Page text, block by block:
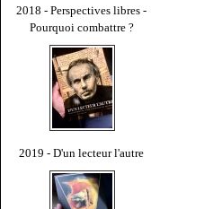
2018 - Perspectives libres -
Pourquoi combattre ?
2019 - D'un lecteur l'autre